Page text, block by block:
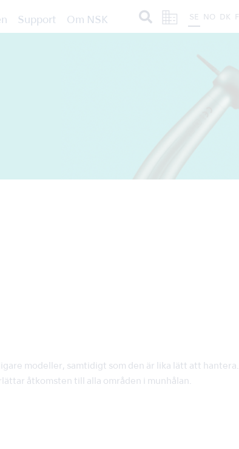
Support Om NSK SE NO DK FI
modeller, samtidigt som den är lika lätt att hantera.
åtkomsten till alla områden i munhålan.